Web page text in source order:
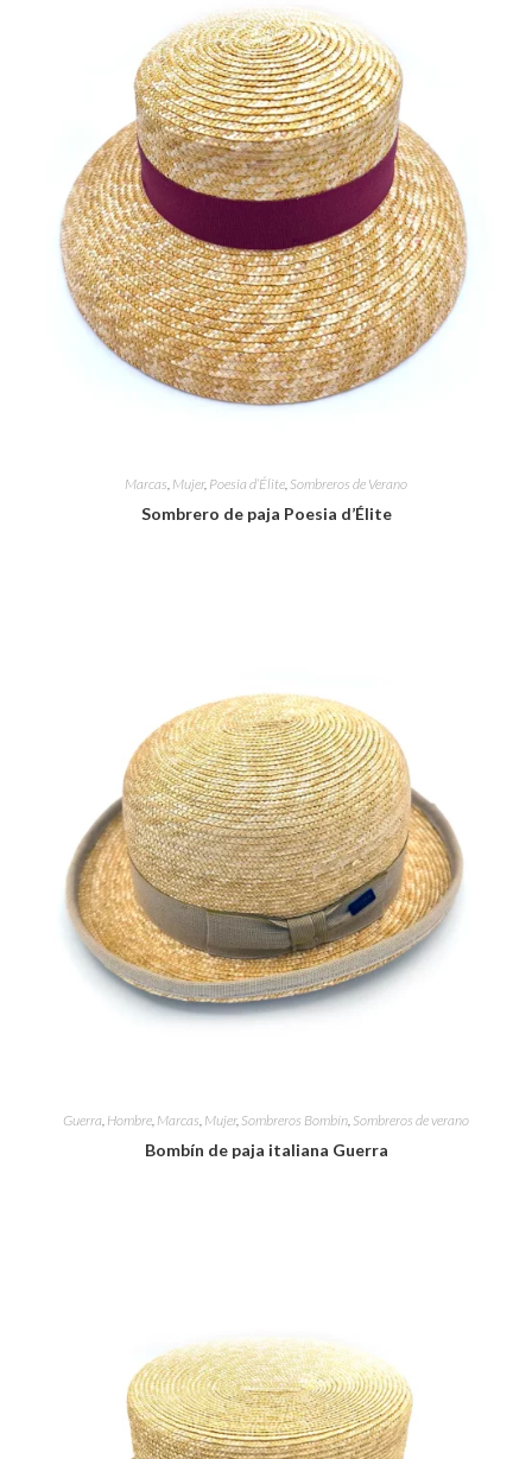
Marcas Mujer, Poesia d’Élite Sombreros de Verano
Sombrero de paja Poesia d’Élite
Guerra Hombre Marcas Mujer, Sombreros Bombín Sombreros de verano
Bombín de paja italiana Guerra